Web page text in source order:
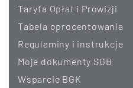
Taryfa Opłat i Prowizji
Tabela oprocentowania
Regulaminy i instrukcje
Moje dokumenty SGB
Wsparcie BGK